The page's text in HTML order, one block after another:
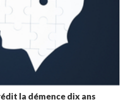
la démence dix ans